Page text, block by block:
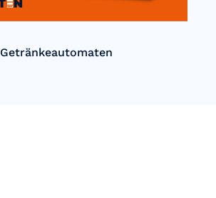
Getränkeautomaten